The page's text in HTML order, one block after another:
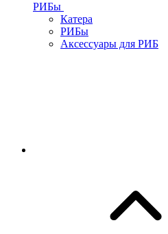
РИБы
Катера
РИБы
Аксессуары для РИБ